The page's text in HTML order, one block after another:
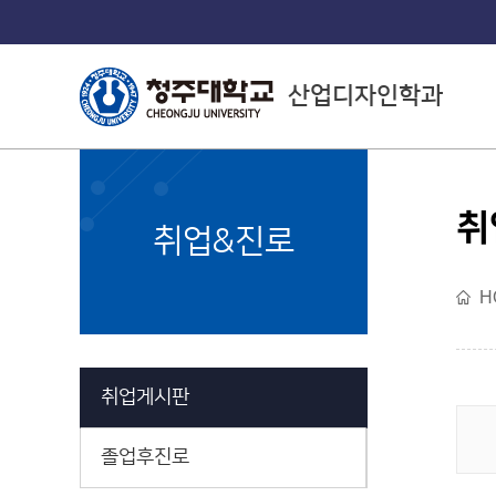
산업디자인학과
College of Arts
취업&진로
취업게시판
졸업후진로